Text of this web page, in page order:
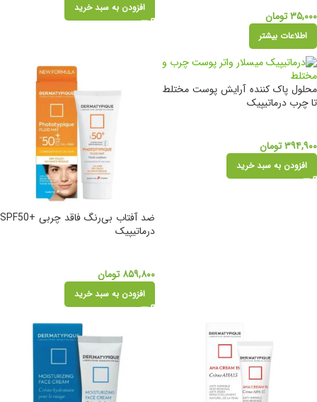
۳۵,۰۰۰تومان
اطلاعات بیشتر
افزودن به سبد خرید
محلول پاک کننده آرایش پوست مختلط
تا چرب درماتیپیک
۳۹۴,۹۰۰تومان
افزودن به سبد خرید
ضد آفتاب بی‌رنگ فاقد چربی +SPF50
درماتیپیک
۸۵۹,۸۰۰ تومان
افزودن به سبد خرید